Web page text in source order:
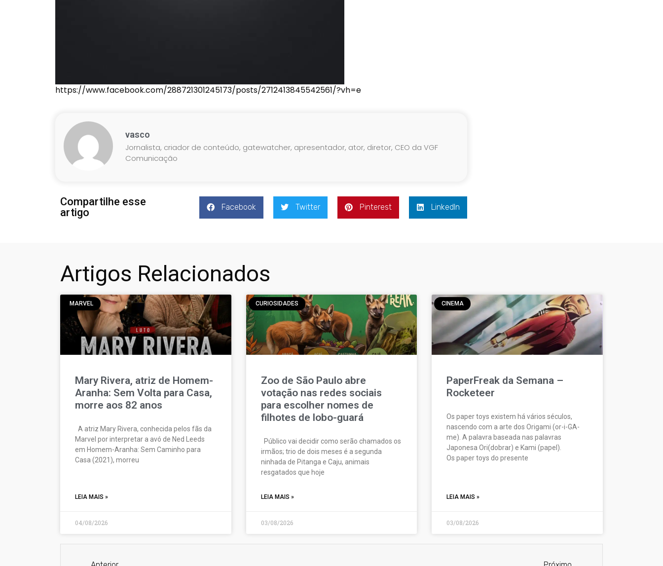
https://www.facebook.com/288721301245173/posts/2712413845542561/?vh=e
vasco
Jornalista, criador de conteúdo, gatewatcher, apresentador, ator, diretor, CEO da VGF
Comunicação
Compartilhe esse
artigo
Facebook Twitter Pinterest LinkedIn
Artigos Relacionados
MARVEL
Mary Rivera, atriz de Homem-
Aranha: Sem Volta para Casa,
morre aos 82 anos
A atriz Mary Rivera, conhecida pelos fãs da
Marvel por interpretar a avó de Ned Leeds
em Homem-Aranha: Sem Caminho para
Casa (2021), morreu
LEIA MAIS »
04/08/2026
CURIOSIDADES
Zoo de São Paulo abre
votação nas redes sociais
para escolher nomes de
filhotes de lobo-guará
Público vai decidir como serão chamados os
irmãos; trio de dois meses é a segunda
ninhada de Pitanga e Caju, animais
resgatados que hoje
LEIA MAIS »
03/08/2026
CINEMA
PaperFreak da Semana –
Rocketeer
Os paper toys existem há vários séculos,
nascendo com a arte dos Origami (or-i-GA-
me). A palavra baseada nas palavras
Japonesa Ori(dobrar) e Kami (papel).
Os paper toys do presente
LEIA MAIS »
03/08/2026